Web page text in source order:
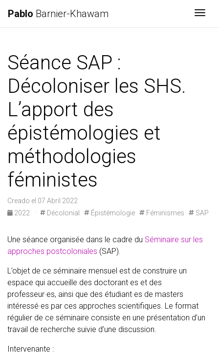
Pablo Barnier-Khawam
Séance SAP :
Décoloniser les SHS.
L’apport des
épistémologies et
méthodologies
féministes
Creado el 07 Abril 2022
2022
· Décolonial Épistémologie Féminismes SAP
Une séance organisée dans le cadre du Séminaire sur les
approches postcoloniales (SAP).
L’objet de ce séminaire mensuel est de construire un
espace qui accueille des doctorant·es et des
professeur·es, ainsi que des étudiant·es de masters
intéressé·es par ces approches scientifiques. Le format
régulier de ce séminaire consiste en une présentation d’un
travail de recherche suivie d’une discussion.
Intervenante :